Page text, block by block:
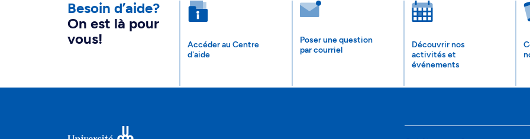
Besoin d’aide?
On est là pour
vous!
Accéder au Centre
d'aide
Poser une question
par courriel
Découvrir nos
activités et
événements